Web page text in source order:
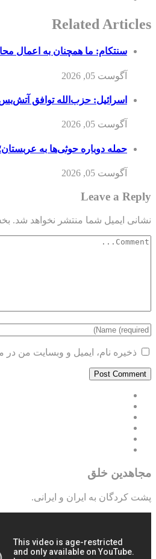
Related Articles
سنتکام: ما همچنان به اعمال
آگوست 05, 2026
اسرائیل: حزب‌الله توافق
آگوست 05, 2026
حمله دوباره حوثی‌ها به
آگوست 05, 2026
Leave a Reply
نشانی ایمیل شما منتشر نخواهد شد.
ذخیره نام، ایمیل و وبسایت من
مجاهدین خلق
پشت کردگان به ایران و ایرانی.